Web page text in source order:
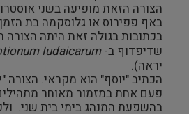
הצורה הזאת מופיעה בשני
באף פפירוס או גלוסקמה בת
בכתובות בגולה זאת היתה
שדיפדוף ב-Iudaicarum
יראה).
הכתיב "יוסף" הוא מקראי. הצורה
פעם אחת במזמור מאוחר
בהשפעת המנהג בימי בית שני.